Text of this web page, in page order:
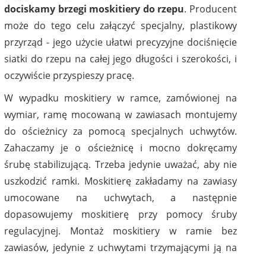
dociskamy brzegi moskitiery do rzepu. Producent
może do tego celu załączyć specjalny, plastikowy
przyrząd - jego użycie ułatwi precyzyjne dociśnięcie
siatki do rzepu na całej jego długości i szerokości, i
oczywiście przyspieszy pracę.
W wypadku moskitiery w ramce, zamówionej na
wymiar, ramę mocowaną w zawiasach montujemy
do ościeżnicy za pomocą specjalnych uchwytów.
Zahaczamy je o ościeżnicę i mocno dokręcamy
śrubę stabilizującą. Trzeba jedynie uważać, aby nie
uszkodzić ramki. Moskitierę zakładamy na zawiasy
umocowane na uchwytach, a następnie
dopasowujemy moskitierę przy pomocy śruby
regulacyjnej. Montaż moskitiery w ramie bez
zawiasów, jedynie z uchwytami trzymającymi ją na